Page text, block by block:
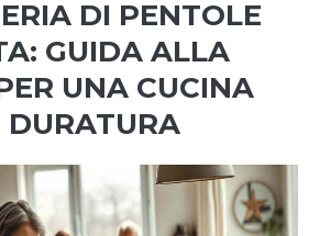
DI PENTOLE
GUIDA ALLA
UNA CUCINA
DURATURA